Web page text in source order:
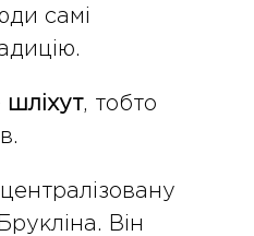
самі
шліхут, тобто
Він